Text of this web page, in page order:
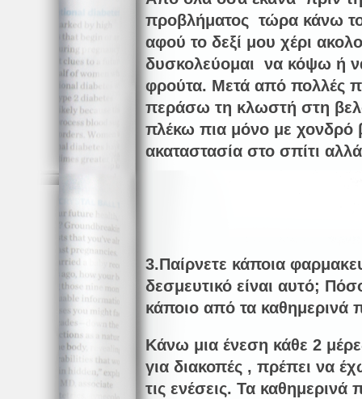
προβλήματος τώρα κάνω
αφού το δεξί μου χέρι
δυσκολεύομαι να κόψω ή
φρούτα. Μετά από πολλές
περάσω τη κλωστή στη
πλέκω πια μόνο με χονδρό
ακαταστασία στο σπίτι
3.Παίρνετε κάποια
δεσμευτικό είναι αυτό;
κάποιο από τα καθημερινά
Κάνω μια ένεση κάθε 2
για διακοπές , πρέπει να
τις ενέσεις. Τα